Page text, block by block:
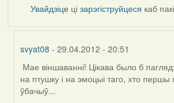
Увайдзіце цізарэгіструйцеся каб
svyat08 - 29.04.2012 - 20:51
In
reply
to
Мае віншаванні! Цікава было б
на птушку і на эмоцыі таго, хто першы
ўбачыў...